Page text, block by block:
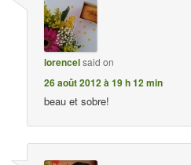
lorencelsaid on
26 août 2012 à 19 h 12 min
beau et sobre!